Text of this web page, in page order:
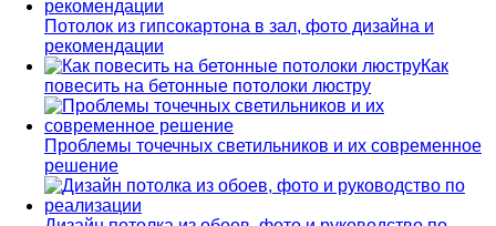
Потолок из гипсокартона в зал, фото дизайна и
рекомендации
Как
повесить на бетонные потолоки люстру
Проблемы точечных светильников и их современное
решение